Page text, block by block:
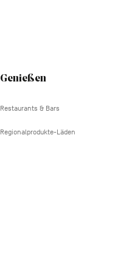
Genießen
Restaurants & Bars
Regionalprodukte-Läden